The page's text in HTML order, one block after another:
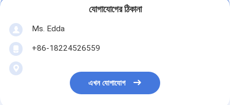
যোগাযোগের ঠিকানা
Ms. Edda
+86-18224526559
এখন যোগাযোগ